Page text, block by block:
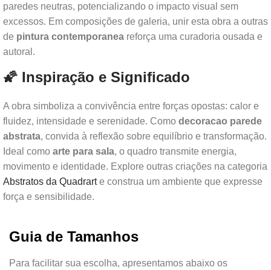
paredes neutras, potencializando o impacto visual sem
excessos. Em composições de galeria, unir esta obra a outras
de pintura contemporanea reforça uma curadoria ousada e
autoral.
🌠 Inspiração e Significado
A obra simboliza a convivência entre forças opostas: calor e
fluidez, intensidade e serenidade. Como decoracao parede
abstrata, convida à reflexão sobre equilíbrio e transformação.
Ideal como arte para sala, o quadro transmite energia,
movimento e identidade. Explore outras criações na categoria
Abstratos da Quadrarte construa um ambiente que expresse
força e sensibilidade.
Guia de Tamanhos
Para facilitar sua escolha, apresentamos abaixo os